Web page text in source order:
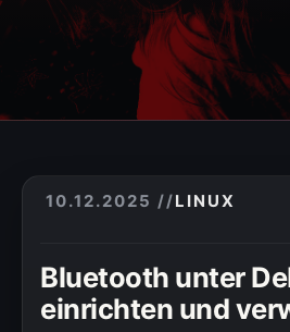
10.12.2025 //LINUX
Bluetooth unter
einrichten und
Logo Comfort
Fotografie
» PHP
» Datenschutzerklärung